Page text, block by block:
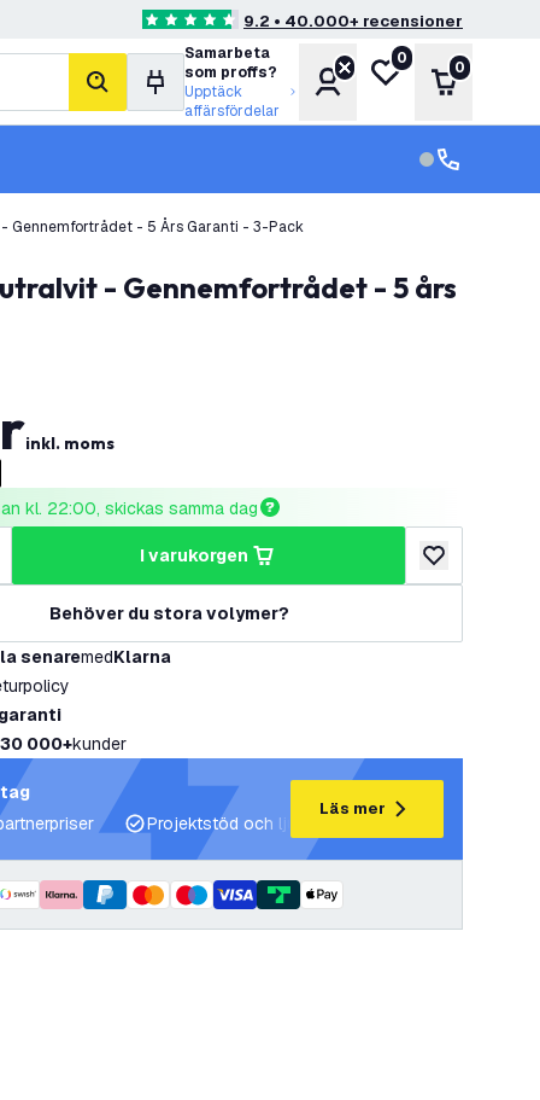
4.6 stjärnbetyg9.2 • 40.000+ recensioner
sök
Samarbeta
som proffs?
Upptäck
affärsfördelar
KontoMin önskelista
0
Varukorg
0
kundservice
kundservice
Gennemfortrådet - 5 Års Garanti - 3-Pack
inkl. moms
kl. 22:00, skickas samma dag
i varukorgen
lägg till i
Behöver du stora volymer?
senaremedKlarna
30 000+kunder
Projektstöd och ljusplaner
Läs mer